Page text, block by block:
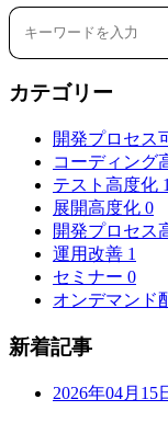
カテゴリー
開発プロセス
コーディング
テスト高度化
展開高度化 0
開発プロセス
運用改善 1
セミナー 0
オンデマンド
新着記事
2026年04月15